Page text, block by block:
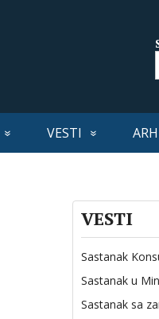
VESTI
VESTI
Sastanak
Sastanak u
Sastanak sa